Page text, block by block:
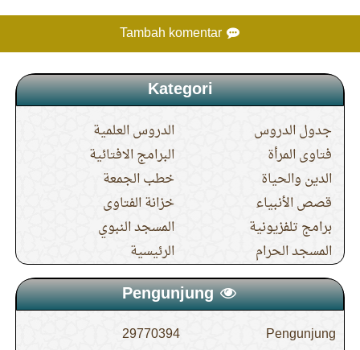
Tambah komentar
Kategori
جدول الدروس
الدروس العلمية
فتاوى المرأة
البرامج الافتائية
الدين والحياة
خطب الجمعة
قصص الأنبياء
خزانة الفتاوى
برامج تلفزيونية
المسجد النبوي
المسجد الحرام
الرئيسية
Pengunjung
Pengunjung
29770394